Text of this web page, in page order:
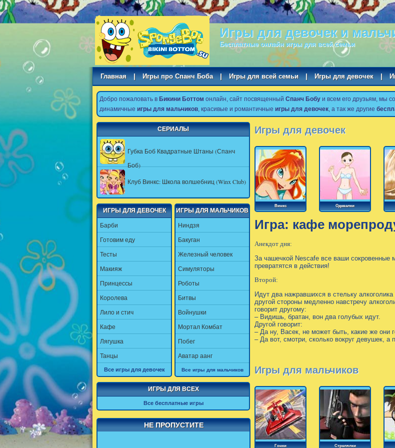
Игры для девочек и
Бесплатные онлайн игры для всей семьи
Главная | Игры про Спанч Боба | Игры для всей семьи | Игры для девочек |
Добро пожаловать в Бикини Боттом онлайн, сайт посвященный Спанч Бобу и всем его друзьям, мы
динамичные игры для мальчиков, красивые и романтичные игры для девочек, а так же другие
СЕРИАЛЫ
Губка Боб Квадратные Штаны (Спанч
Боб)
Клуб Винкс: Школа волшебниц (Winx Club)
ИГРЫ ДЛЯ ДЕВОЧЕК
Барби
Готовим еду
Тесты
Макияж
Принцессы
Королева
Лило и стич
Кафе
Лягушка
Танцы
Все игры для девочек
ИГРЫ ДЛЯ МАЛЬЧИКОВ
Ниндзя
Бакуган
Железный человек
Симуляторы
Роботы
Битвы
Войнушки
Мортал Комбат
Побег
Аватар аанг
Все игры для мальчиков
ИГРЫ ДЛЯ ВСЕХ
Все бесплатные игры
НЕ ПРОПУСТИТЕ
Игры для девочек
Винкс Одевалки
Игра: кафе
Анекдот дня:
За чашечкой Nescafe все ваши сокровенные
превратятся в действия!
Второй:
Идут два нажравшихся в стельку
другой стороны медленно навстречу
говорит другому:
– Видишь, братан, вон два голубых идут.
Другой говорит:
– Да ну, Васек, не может быть, какие же они
– Да вот, смотри, сколько вокруг девушек, а
Игры для мальчиков
Гонки Стрелялки